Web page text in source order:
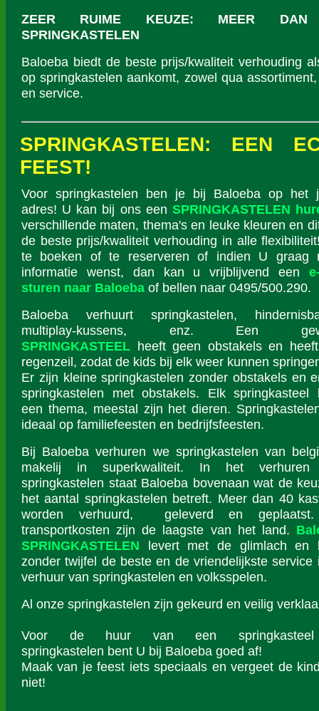
ZEER RUIME KEUZE: MEER
SPRINGKASTELEN
Baloeba biedt de beste prijs/kwaliteit verhouding
op springkastelen aankomt, zowel qua
en service.
SPRINGKASTELEN: EEN
FEEST!
Voor springkastelen ben je bij Baloeba op het
adres! U kan bij ons een SPRINGKASTELEN
verschillende maten, thema's en leuke kleuren en
de beste prijs/kwaliteit verhouding in alle
te boeken of te reserveren of indien U graag
informatie wenst, dan kan u vrijblijvend een
sturen naar Baloeba of bellen naar 0495/500.290.
Baloeba verhuurt springkastelen,
multiplay-kussens, enz. Een
SPRINGKASTEEL heeft geen obstakels en
regenzeil, zodat de kids bij elk weer kunnen
Er zijn kleine springkastelen zonder obstakels en
springkastelen met obstakels. Elk springkasteel
een thema, meestal zijn het dieren.
ideaal op familiefeesten en bedrijfsfeesten.
Bij Baloeba verhuren we springkastelen van
makelij in superkwaliteit. In het verhuren
springkastelen staat Baloeba bovenaan wat de
het aantal springkastelen betreft. Meer dan 40
worden verhuurd, geleverd en
transportkosten zijn de laagste van het land.
SPRINGKASTELEN levert met de glimlach en
zonder twijfel de beste en de vriendelijkste service
verhuur van springkastelen en volksspelen.
Al onze springkastelen zijn gekeurd en veilig
Voor de huur van een
springkastelen bent U bij Baloeba goed af!
Maak van je feest iets speciaals en vergeet de
niet!